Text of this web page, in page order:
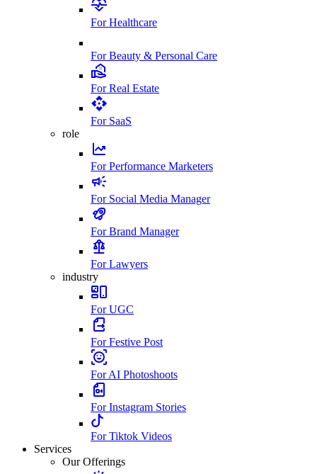
For Healthcare
For Beauty & Personal Care
For Real Estate
For SaaS
role
For Performance Marketers
For Social Media Manager
For Brand Manager
For Lawyers
industry
For UGC
For Festive Post
For AI Photoshoots
For Instagram Stories
For Tiktok Videos
Services
Our Offerings